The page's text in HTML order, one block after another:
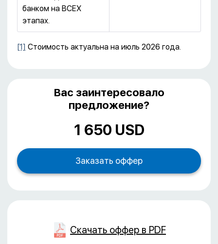
банком на ВСЕХ
этапах.
[1] Стоимость актуальна на июль 2026 года.
Вас заинтересовало
предложение?
1 650 USD
Скачать оффер в PDF